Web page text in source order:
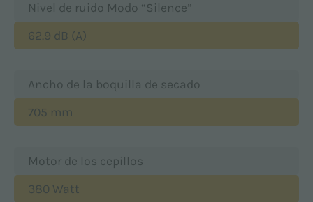
Nivel de ruido Modo “Silence”
62.9 dB (A)
Ancho de la boquilla de secado
705 mm
Motor de los cepillos
380 Watt